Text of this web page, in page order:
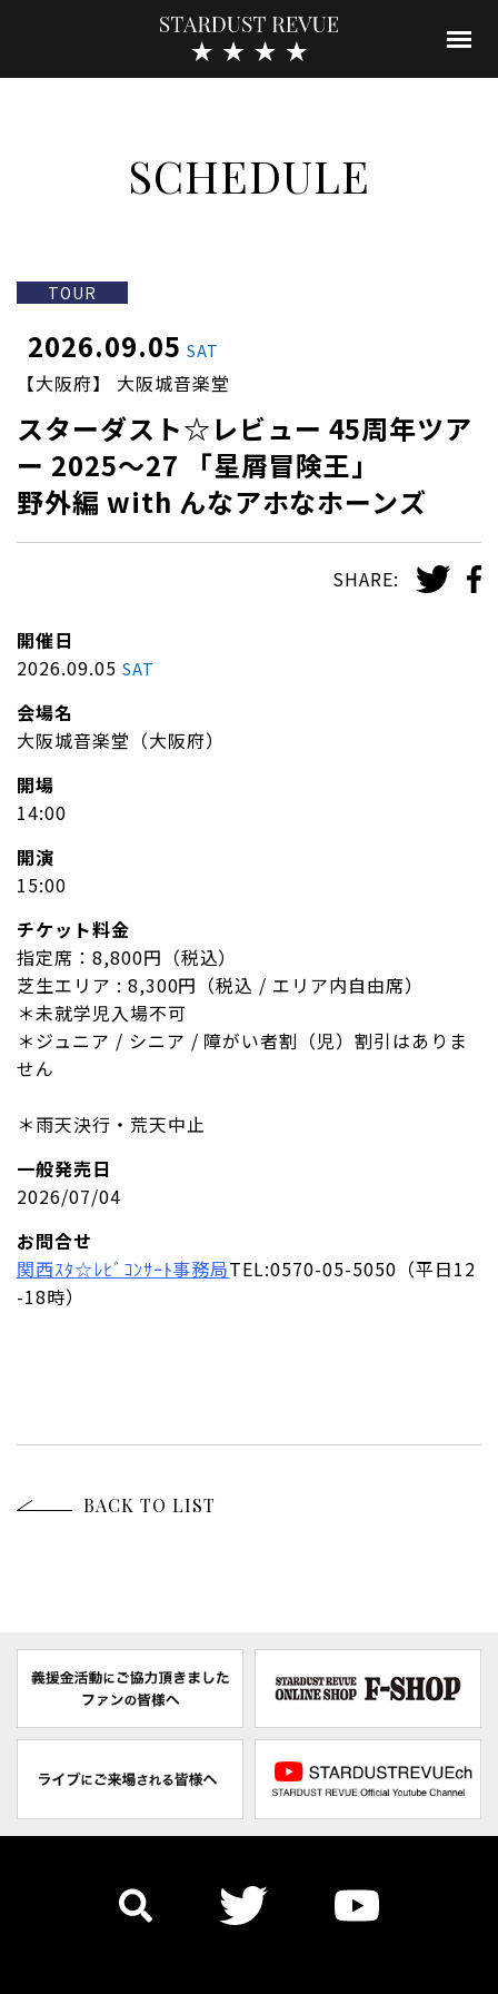
SCHEDULE
TOUR
2026.09.05 SAT
【大阪府】 大阪城音楽堂
スターダスト☆レビュー 45周年ツア
ー 2025～27 「星屑冒険王」
野外編 with んなアホなホーンズ
SHARE:
開催日
2026.09.05 SAT
会場名
大阪城音楽堂（大阪府）
開場
14:00
開演
15:00
チケット料金
指定席：8,800円（税込）
芝生エリア : 8,300円（税込 / エリア内自由席）
＊未就学児入場不可
＊ジュニア / シニア / 障がい者割（児）割引はありま
せん
＊雨天決行・荒天中止
一般発売日
2026/07/04
お問合せ
関西ｽﾀ☆ﾚﾋﾞｺﾝｻｰﾄ事務局TEL:0570-05-5050（平日12
-18時）
BACK TO LIST